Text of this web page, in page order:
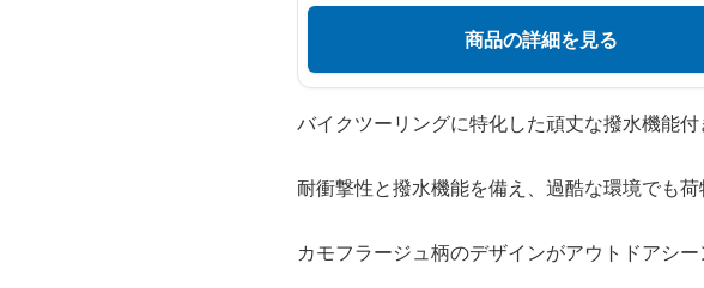
商品の詳細を見る
バイクツーリングに特化した頑丈な撥水機能付
耐衝撃性と撥水機能を備え、過酷な環境でも荷
カモフラージュ柄のデザインがアウトドアシー